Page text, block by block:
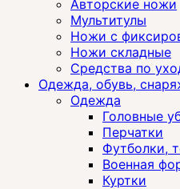
Авторские ножи
Мультитулы
Ножи с
Ножи складные
Средства по
Одежда, обувь,
Одежда
Головные
Перчатки
Футболки,
Военная
Куртки